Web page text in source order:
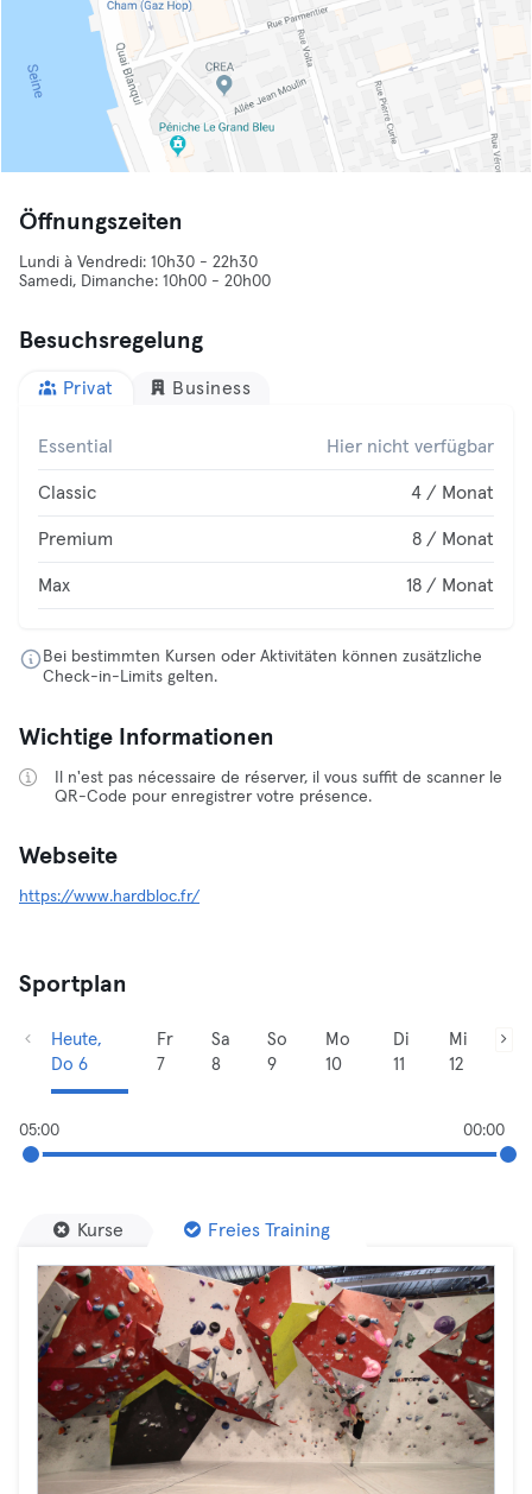
Öffnungszeiten
Lundi à Vendredi: 10h30 - 22h30
Samedi, Dimanche: 10h00 - 20h00
Besuchsregelung
Privat Business
Essential Hier nicht verfügbar
Classic 4 / Monat
Premium 8 / Monat
Max 18 / Monat
Bei bestimmten Kursen oder Aktivitäten können zusätzliche
Check-in-Limits gelten.
Wichtige Informationen
Il n'est pas nécessaire de réserver, il vous suffit de scanner le
QR-Code pour enregistrer votre présence.
Webseite
https://www.hardbloc.fr/
Sportplan
Heute,
Do 6
Fr
7
Sa
8
So
9
Mo
10
Di
11
Mi
12
05:00 00:00
Kurse Freies Training